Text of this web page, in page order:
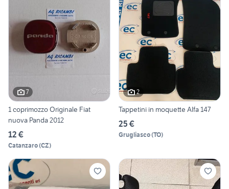
7
1 coprimozzo Originale Fiat
nuova Panda 2012
12 €
Catanzaro(CZ)
2
Tappetini in moquette Alfa 147
25 €
Grugliasco(TO)